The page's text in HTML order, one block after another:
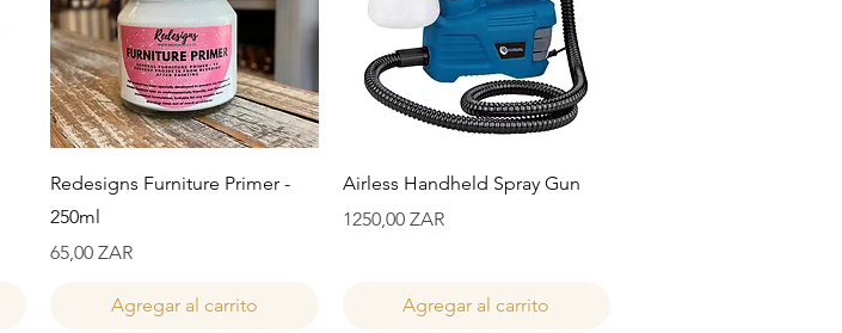
Vista rápida
Redesigns Furniture Primer -
250ml
Precio
65,00 ZAR
Agregar al carrito
Vista rápida
Airless Handheld Spray Gun
Precio
1250,00 ZAR
Agregar al carrito